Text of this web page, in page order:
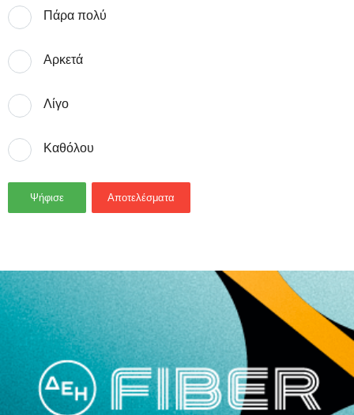
Πάρα πολύ
Αρκετά
Λίγο
Καθόλου
Ψήφισε Αποτελέσματα
- Advertisement -